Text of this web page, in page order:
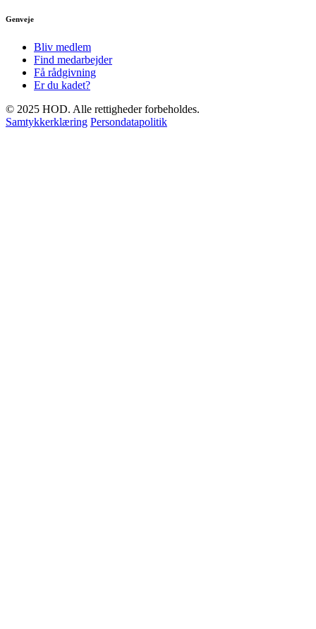
Genveje
Bliv medlem
Find medarbejder
Få rådgivning
Er du kadet?
© 2025 HOD. Alle rettigheder forbeholdes.
Samtykkerklæring Persondatapolitik